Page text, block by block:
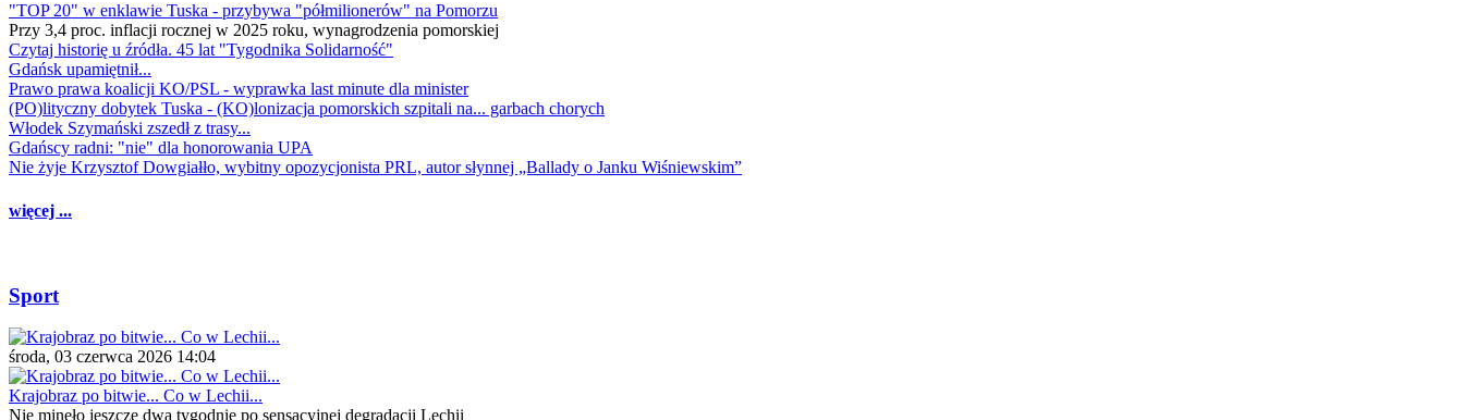
"TOP 20" w enklawie Tuska - przybywa "półmilionerów" na Pomorzu
Przy 3,4 proc. inflacji rocznej w 2025 roku, wynagrodzenia pomorskiej
Czytaj historię u źródła. 45 lat "Tygodnika Solidarność"
Gdańsk upamiętnił...
Prawo prawa koalicji KO/PSL - wyprawka last minute dla minister
(PO)lityczny dobytek Tuska - (KO)lonizacja pomorskich szpitali na... garbach chorych
Włodek Szymański zszedł z trasy...
Gdańscy radni: "nie" dla honorowania UPA
Nie żyje Krzysztof Dowgiałło, wybitny opozycjonista PRL, autor słynnej „Ballady o Janku Wiśniewskim”
więcej ...
Sport
środa, 03 czerwca 2026 14:04
Krajobraz po bitwie... Co w Lechii...
Nie minęło jeszcze dwa tygodnie po sensacyjnej degradacji Lechii